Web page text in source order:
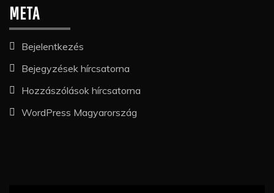
META
Bejelentkezés
Bejegyzések hírcsatorna
Hozzászólások hírcsatorna
WordPress Magyarország